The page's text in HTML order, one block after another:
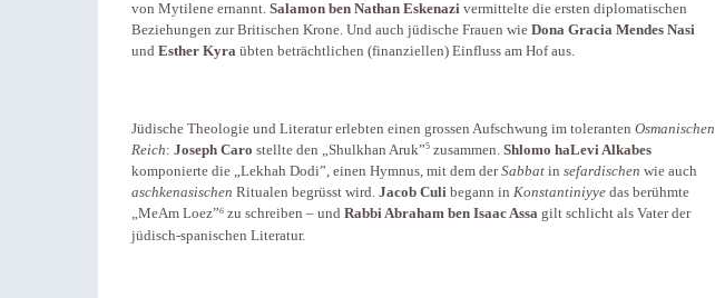
von Mytilene ernannt. Salamon ben Nathan Eskenazi vermittelte die ersten diplomatischen
Beziehungen zur Britischen Krone. Und auch jüdische Frauen wie Dona Gracia Mendes Nasi
und Esther Kyra übten beträchtlichen (finanziellen) Einfluss am Hof aus.
Jüdische Theologie und Literatur erlebten einen grossen Aufschwung im toleranten Osmanischen
Reich: Joseph Caro stellte den „Shulkhan Aruk”5 zusammen. Shlomo haLevi Alkabes
komponierte die „Lekhah Dodi”, einen Hymnus, mit dem derSabbat in sefardischen wie auch
aschkenasischen Ritualen begrüsst wird. Jacob Culi begann in Konstantiniyye das berühmte
„MeAm Loez”6 zu schreiben – und Rabbi Abraham ben Isaac Assa gilt schlicht als Vater der
jüdisch-spanischen Literatur.